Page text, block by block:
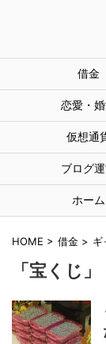
借金
恋愛・
仮想通
ブログ
ホーム
HOME > 借金 > ギ
「宝くじ